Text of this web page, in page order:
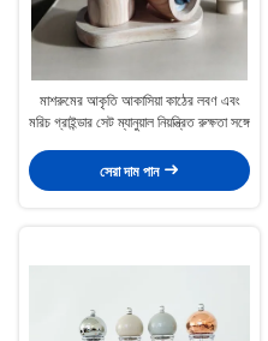
মাশরুমের আকৃতি আকাসিয়া কাঠের লবণ এবং
মরিচ গ্রাইন্ডার সেট ম্যানুয়াল নিয়ন্ত্রিত রুক্ষতা সঙ্গে
সেরা দাম পান